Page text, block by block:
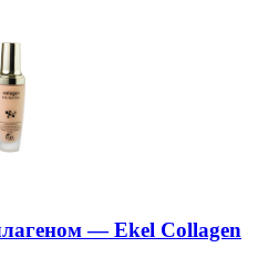
— Ekel Collagen